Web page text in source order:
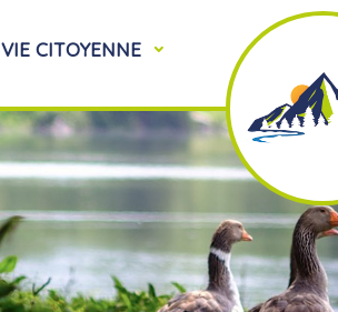
VIE CITOYENNE